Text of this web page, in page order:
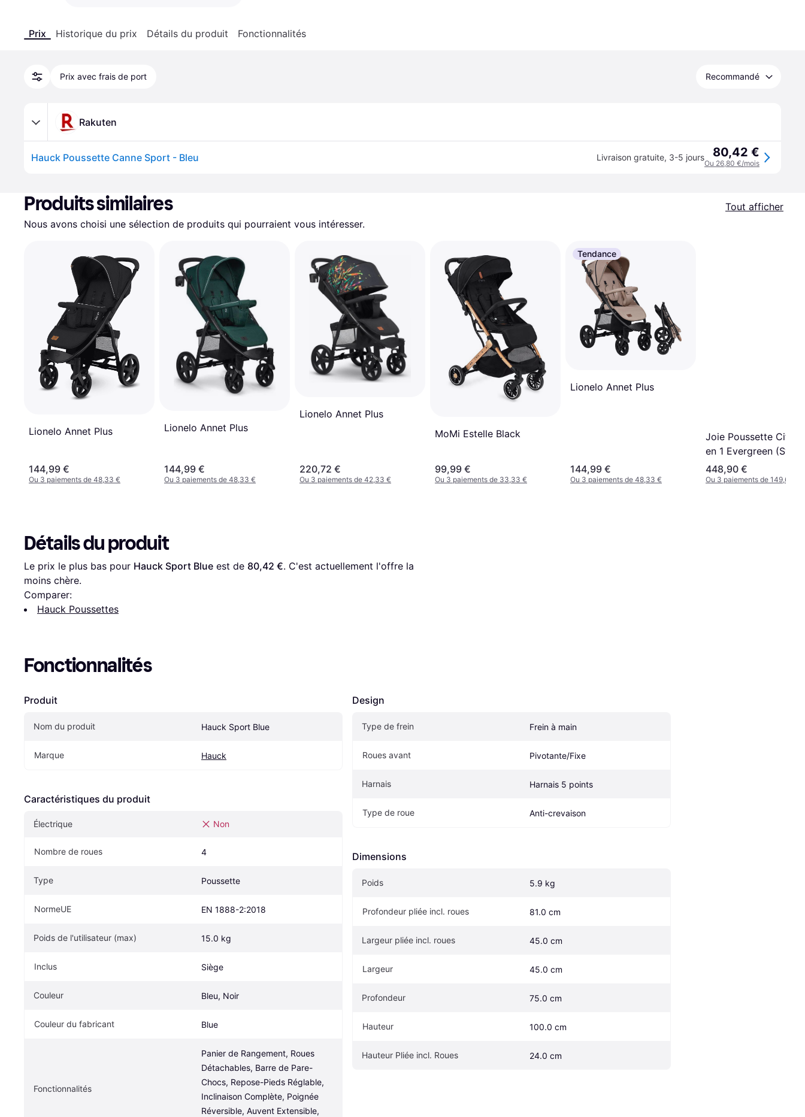
Prix Historique du prix Détails du produit Fonctionnalités
Prix avec frais de port Recommandé
Rakuten
Hauck Poussette Canne Sport - Bleu Livraison gratuite, 3-5 jours 80,42 €
Ou 26,80 €/mois
Produits similaires
Tout afficher
Nous avons choisi une sélection de produits qui pourraient vous intéresser.
Lionelo Annet Plus
144,99 €
Ou 3 paiements de 48,33 €
Lionelo Annet Plus
144,99 €
Ou 3 paiements de 48,33 €
Lionelo Annet Plus
220,72 €
Ou 3 paiements de 42,33 €
MoMi Estelle Black
99,99 €
Ou 3 paiements de 33,33 €
Tendance
Lionelo Annet Plus
144,99 €
Ou 3 paiements de 48,33 €
Joie Poussette
en 1 Evergreen
de Voyage)
448,90 €
Ou 3 paiements de 149,63 €
Détails du produit
Le prix le plus bas pour Hauck Sport Blue est de 80,42 €. C'est actuellement l'offre la
moins chère.
Comparer:
Hauck Poussettes
Fonctionnalités
Produit
Nom du produit Hauck Sport Blue
Marque Hauck
Caractéristiques du produit
Électrique Non
Nombre de roues 4
Type Poussette
NormeUE EN 1888-2:2018
Poids de l'utilisateur (max) 15.0 kg
Inclus Siège
Couleur Bleu, Noir
Couleur du fabricant Blue
Fonctionnalités
Panier de Rangement, Roues
Détachables, Barre de Pare-
Chocs, Repose-Pieds Réglable,
Inclinaison Complète, Poignée
Réversible, Auvent Extensible,
Design
Type de frein Frein à main
Roues avant Pivotante/Fixe
Harnais Harnais 5 points
Type de roue Anti-crevaison
Dimensions
Poids 5.9 kg
Profondeur pliée incl. roues 81.0 cm
Largeur pliée incl. roues 45.0 cm
Largeur 45.0 cm
Profondeur 75.0 cm
Hauteur 100.0 cm
Hauteur Pliée incl. Roues 24.0 cm